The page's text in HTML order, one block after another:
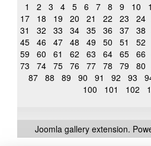
1
2 3 4 5 6 7 8 9 10
17
18 19 20 21 22 23 24
31
32 33 34 35 36 37 38
45 46 47 48 49 50 51 52
59
60 61 62 63 64 65 66
73
74 75 76 77 78 79 80
87 88 89 90 91 92 93
100
101 102
Joomla gallery extension.